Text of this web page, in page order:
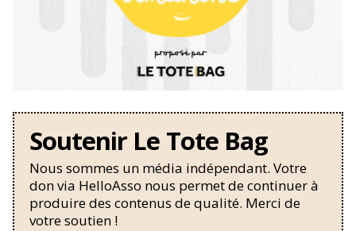
Soutenir Le Tote Bag
Nous sommes un média indépendant. Votre
don via HelloAsso nous permet de continuer à
produire des contenus de qualité. Merci de
votre soutien !